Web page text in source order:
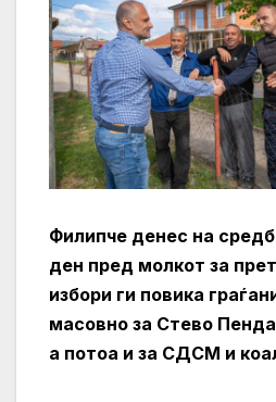
Филипче денес на
ден пред молкот за
избори ги повика
масовно за Стево
а потоа и за СДСМ и